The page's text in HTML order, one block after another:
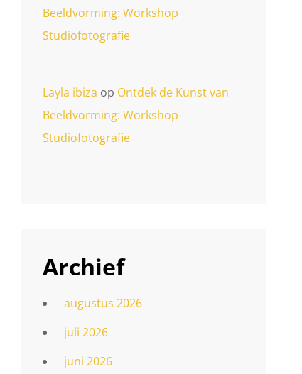
Beeldvorming: Workshop
Studiofotografie
Layla ibiza op Ontdek de Kunst van
Beeldvorming: Workshop
Studiofotografie
Archief
augustus 2026
juli 2026
juni 2026